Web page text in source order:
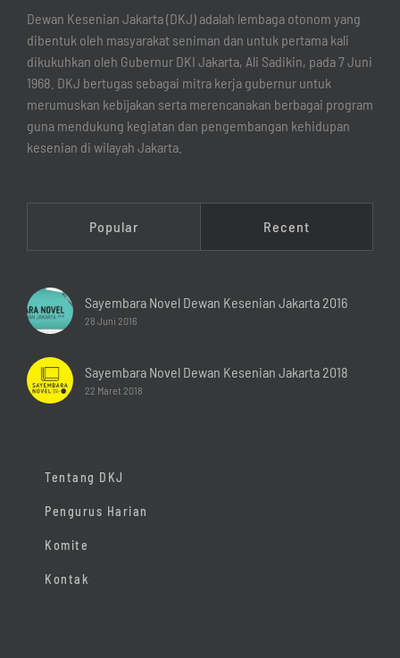
Dewan Kesenian Jakarta (DKJ) adalah lembaga otonom yang
dibentuk oleh masyarakat seniman dan untuk pertama kali
dikukuhkan oleh Gubernur DKI Jakarta, Ali Sadikin, pada 7 Juni
1968. DKJ bertugas sebagai mitra kerja gubernur untuk
merumuskan kebijakan serta merencanakan berbagai program
guna mendukung kegiatan dan pengembangan kehidupan
kesenian di wilayah Jakarta.
Popular Recent
Sayembara Novel Dewan Kesenian Jakarta 2016
28 Juni 2016
Sayembara Novel Dewan Kesenian Jakarta 2018
22 Maret 2018
Tentang DKJ
Pengurus Harian
Komite
Kontak